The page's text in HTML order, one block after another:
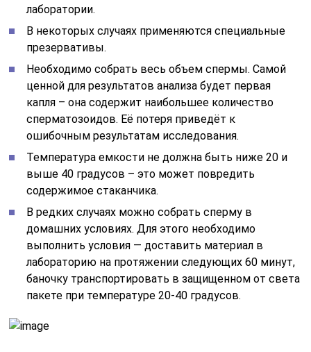
лаборатории.
В некоторых случаях применяются специальные
презервативы.
Необходимо собрать весь объем спермы. Самой
ценной для результатов анализа будет первая
капля – она содержит наибольшее количество
сперматозоидов. Её потеря приведёт к
ошибочным результатам исследования.
Температура емкости не должна быть ниже 20 и
выше 40 градусов – это может повредить
содержимое стаканчика.
В редких случаях можно собрать сперму в
домашних условиях. Для этого необходимо
выполнить условия — доставить материал в
лабораторию на протяжении следующих 60 минут,
баночку транспортировать в защищенном от света
пакете при температуре 20-40 градусов.